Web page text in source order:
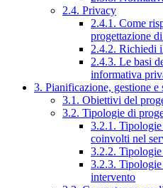
2.4. Privacy
2.4.1. Come
progettazione
2.4.2. Richiedi
2.4.3. Le basi
informativa
3. Pianificazione, gestione e
3.1. Obiettivi del
3.2. Tipologie di
3.2.1.
coinvolti nel
3.2.2.
3.2.3.
intervento